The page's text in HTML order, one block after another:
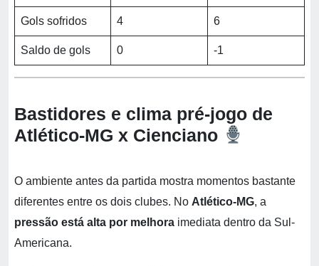
Gols sofridos 4 6
Saldo de gols 0 -1
Bastidores e clima pré-jogo de
Atlético-MG x Cienciano
O ambiente antes da partida mostra momentos bastante
diferentes entre os dois clubes. No Atlético-MG, a
pressão está alta por melhora imediata dentro da Sul-
Americana.